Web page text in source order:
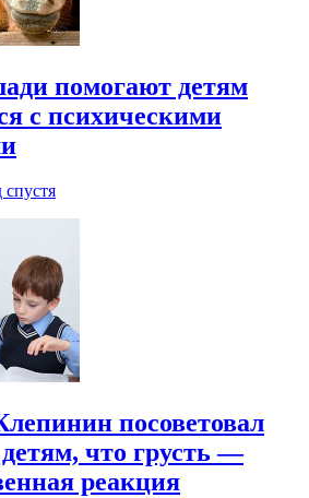
помогают детям
с психическими
спустя
посоветовал
что грусть —
реакция